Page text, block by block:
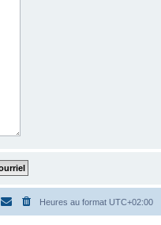
Heures au format UTC+02:00